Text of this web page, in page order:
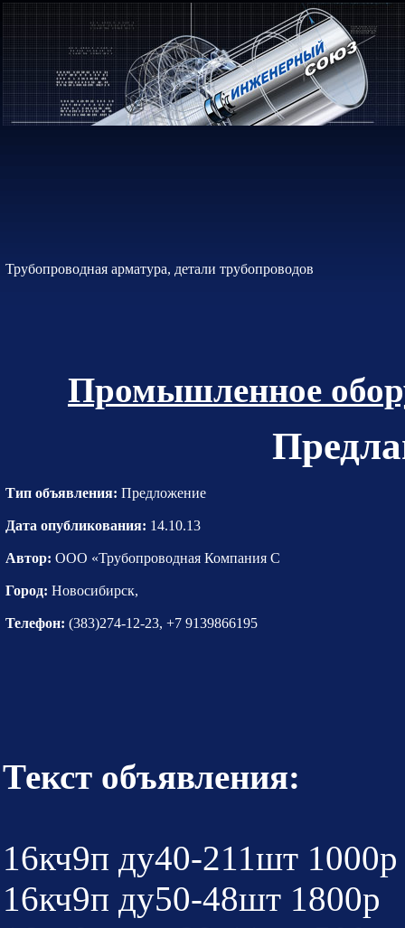
Трубопроводная арматура, детали трубопроводов
Промышленное
Тип объявления: Предложение
Дата опубликования: 14.10.13
Автор: ООО «Трубопроводная Компания С
Город: Новосибирск,
Телефон: (383)274-12-23, +7 9139866195
Текст объявления:
16кч9п ду40-211шт 1000р
16кч9п ду50-48шт 1800р